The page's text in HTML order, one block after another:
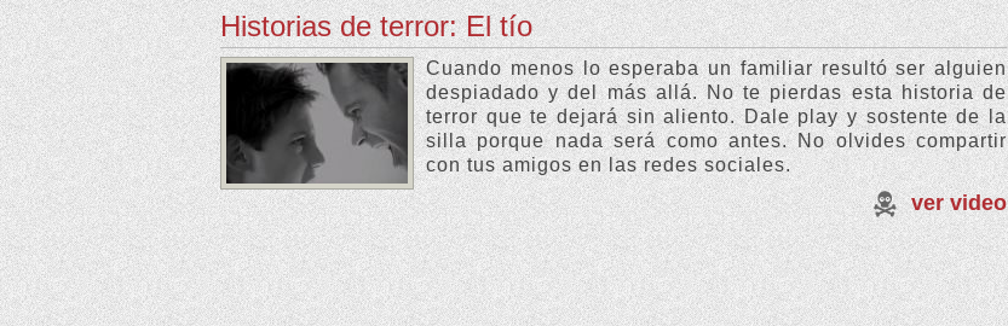
Historias de terror: El tío
Cuando menos lo esperaba un familiar resultó ser alguien
despiadado y del más allá. No te pierdas esta historia de
terror que te dejará sin aliento. Dale play y sostente de la
silla porque nada será como antes. No olvides compartir
con tus amigos en las redes sociales.
ver video